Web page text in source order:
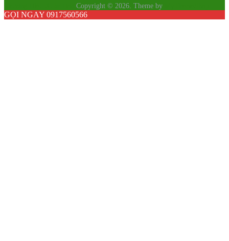
Copyright © 2026. Theme by
GỌI NGAY 0917560566